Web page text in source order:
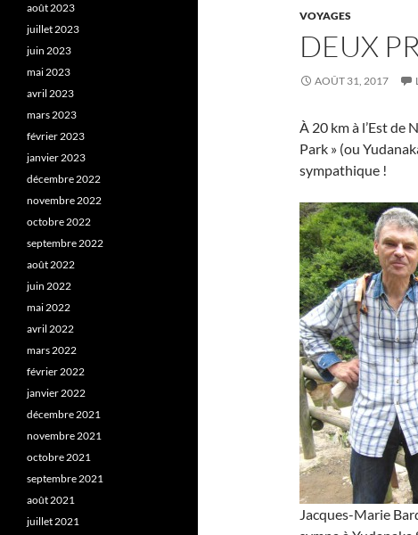
VOYAGES
DEUX
AOÛT 31, 2017
À 20 km à l’Est de
Park » (ou
sympathique !
Jacques-Marie
août 2023
juillet 2023
juin 2023
mai 2023
avril 2023
mars 2023
février 2023
janvier 2023
décembre 2022
novembre 2022
octobre 2022
septembre 2022
août 2022
juin 2022
mai 2022
avril 2022
mars 2022
février 2022
janvier 2022
décembre 2021
novembre 2021
octobre 2021
septembre 2021
août 2021
juillet 2021